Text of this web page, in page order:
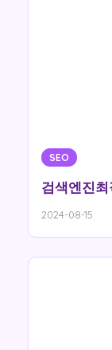
SEO
검색엔진
2024-08-15